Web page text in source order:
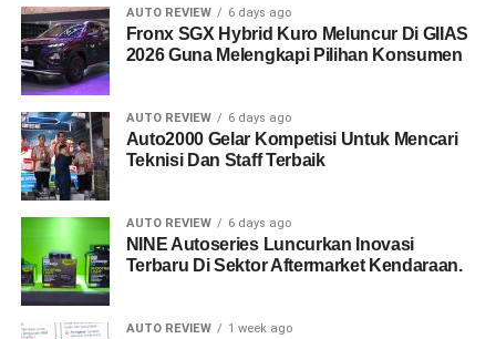
AUTO REVIEW 6 days ago
Fronx SGX Hybrid Kuro Meluncur Di GIIAS
2026 Guna Melengkapi Pilihan Konsumen
AUTO REVIEW 6 days ago
Auto2000 Gelar Kompetisi Untuk Mencari
Teknisi Dan Staff Terbaik
AUTO REVIEW 6 days ago
NINE Autoseries Luncurkan Inovasi
Terbaru Di Sektor Aftermarket Kendaraan.
AUTO REVIEW 1 week ago